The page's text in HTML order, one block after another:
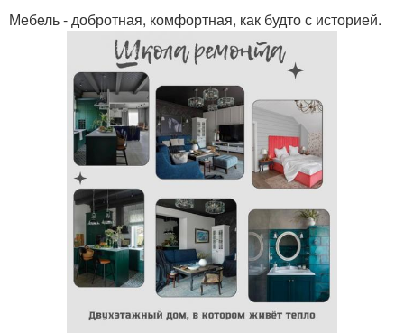
Мебель - добротная, комфортная, как будто с историей.